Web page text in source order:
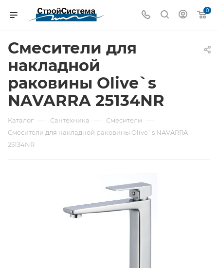
0
Смесители для
накладной
раковины Olive`s
NAVARRA 25134NR
Каталог — Сантехника — Смесители —
Смесители для накладной раковины Olive`s NAVARRA
25134NR